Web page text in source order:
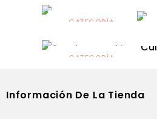
Alimentación
infantilCATEGORÍA
Dermocosmética
CATEGORÍA
Información De La Tienda